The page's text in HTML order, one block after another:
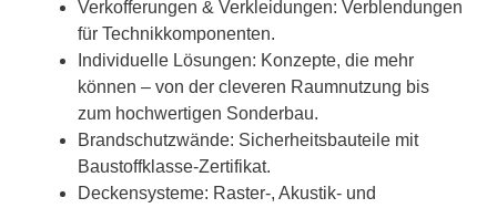
Verkofferungen & Verkleidungen: Verblendungen
für Technikkomponenten.
Individuelle Lösungen: Konzepte, die mehr
können – von der cleveren Raumnutzung bis
zum hochwertigen Sonderbau.
Brandschutzwände: Sicherheitsbauteile mit
Baustoffklasse-Zertifikat.
Deckensysteme: Raster-, Akustik- und